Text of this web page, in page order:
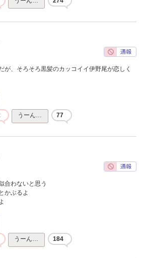
が、そろそろ黒髪のカッコイイ伊野尾が恋しく
うーん… 77
合わないと思う
かぶるよ
うーん… 184